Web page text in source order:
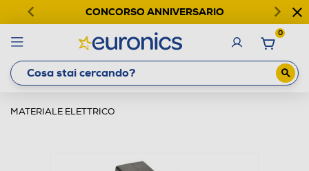
CONCORSO ANNIVERSARIO
0
MATERIALE ELETTRICO